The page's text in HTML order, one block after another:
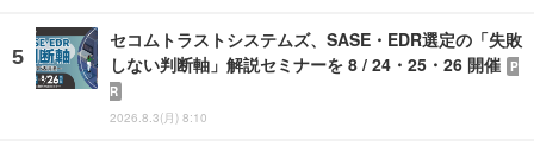
セコムトラストシステムズ、SASE・EDR選定の「失敗
しない判断軸」解説セミナーを 8 / 24・25・26 開催 P
R
2026.8.3(月) 8:10